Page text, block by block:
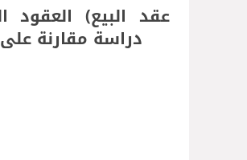
عقد البيع) العقود
دراسة مقارنة